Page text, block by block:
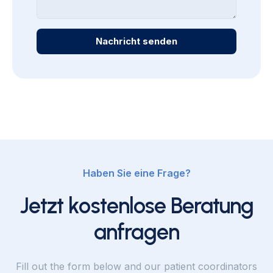
Nachricht senden
Haben Sie eine Frage?
Jetzt kostenlose Beratung
anfragen
Fill out the form below and our patient coordinators